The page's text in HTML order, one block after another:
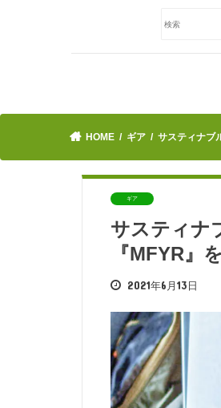
HOME ギア サスティナブ
ギア
サスティナ
『MFYR』
2021年6月13日